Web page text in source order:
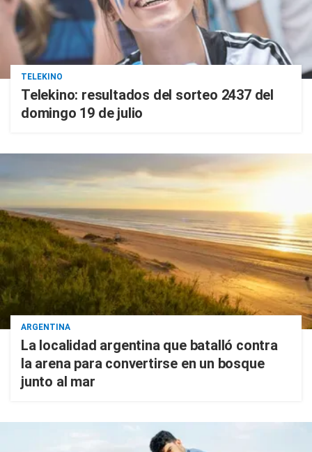
TELEKINO
Telekino: resultados del sorteo 2437 del
domingo 19 de julio
ARGENTINA
La localidad argentina que batalló contra
la arena para convertirse en un bosque
junto al mar